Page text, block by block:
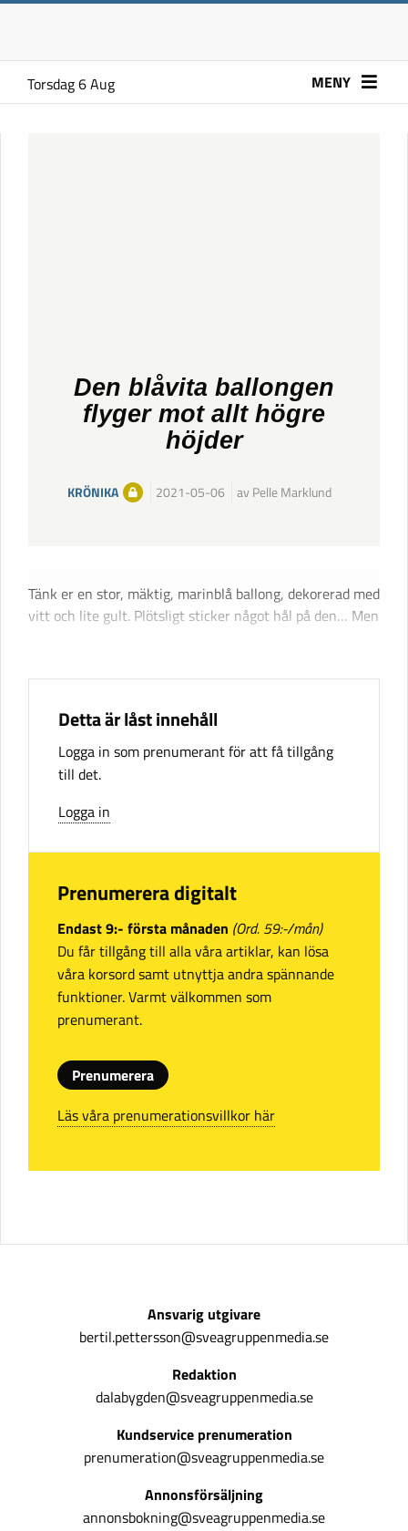
Torsdag 6 Aug MENY
Den blåvita ballongen
flyger mot allt högre
höjder
KRÖNIKA 2021-05-06 av Pelle Marklund
Tänk er en stor, mäktig, marinblå ballong, dekorerad med
vitt och lite gult. Plötsligt sticker något hål på den… Men
Detta är låst innehåll
Logga in som prenumerant för att få tillgång
till det.
Logga in
Prenumerera digitalt
Endast 9:- första månaden (Ord. 59:-/mån)
Du får tillgång till alla våra artiklar, kan lösa
våra korsord samt utnyttja andra spännande
funktioner. Varmt välkommen som
prenumerant.
Prenumerera
Läs våra prenumerationsvillkor här
Ansvarig utgivare
bertil.pettersson@sveagruppenmedia.se
Redaktion
dalabygden@sveagruppenmedia.se
Kundservice prenumeration
prenumeration@sveagruppenmedia.se
Annonsförsäljning
annonsbokning@sveagruppenmedia.se